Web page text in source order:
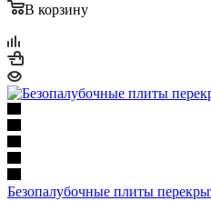
В корзину
Безопалубочные плиты